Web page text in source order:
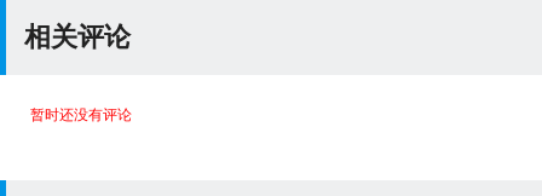
相关评论
暂时还没有评论